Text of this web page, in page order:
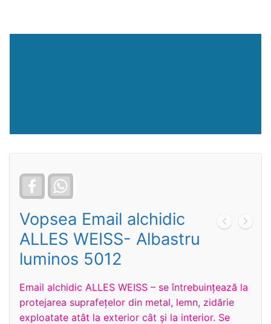
Facebook
Vopsea Email alchidic
ALLES WEISS- Albastru
luminos 5012
Email alchidic ALLES WEISS – se întrebuinţează la
protejarea suprafeţelor din metal, lemn, zidărie
exploatate atât la exterior cât şi la interior. Se